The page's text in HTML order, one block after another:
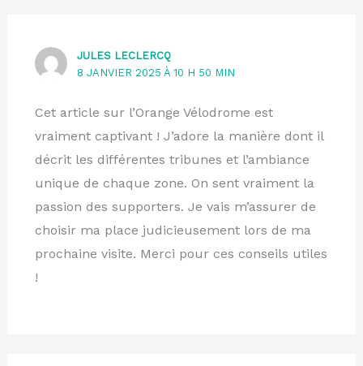
JULES LECLERCQ
8 JANVIER 2025 À 10 H 50 MIN
Cet article sur l’Orange Vélodrome est
vraiment captivant ! J’adore la manière dont il
décrit les différentes tribunes et l’ambiance
unique de chaque zone. On sent vraiment la
passion des supporters. Je vais m’assurer de
choisir ma place judicieusement lors de ma
prochaine visite. Merci pour ces conseils utiles
!